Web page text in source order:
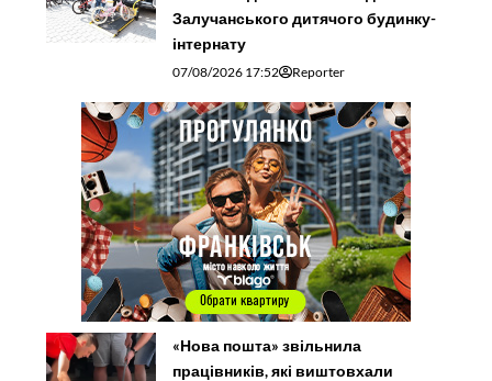
Залучанського дитячого будинку-
інтернату
07/08/2026 17:52 Reporter
«Нова пошта» звільнила
працівників, які виштовхали